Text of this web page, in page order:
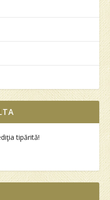
tipărită!